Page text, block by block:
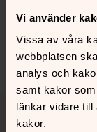
Vi använder
Vissa av våra
webbplatsen
analys och
samt kakor
länkar vidare till
kakor.
Dela
Tillbaka till
Tillbaka till